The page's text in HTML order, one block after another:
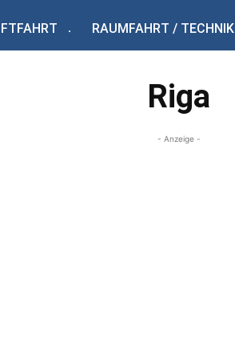
RAUMFAHRT / TECHNIK
Riga
- Anzeige -